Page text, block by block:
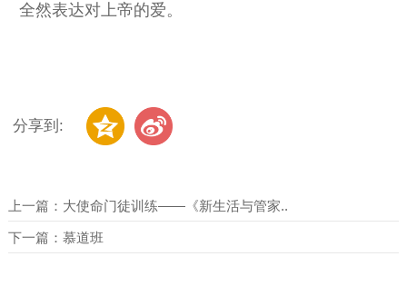
全然表达对上帝的爱。
分享到:
上一篇： 大使命门徒训练——《新生活与管家..
下一篇： 慕道班